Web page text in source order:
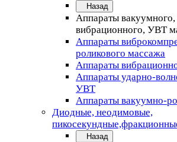
Назад
Аппараты вакуумного,
вибрационного, УВТ
Аппараты
роликового массажа
Аппараты
Аппараты ударно-
УВТ
Аппараты вакуумно-
Диодные, неодимовые,
Назад